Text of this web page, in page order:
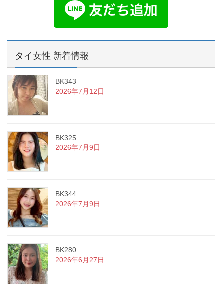
タイ女性 新着情報
BK343
2026年7月12日
BK325
2026年7月9日
BK344
2026年7月9日
BK280
2026年6月27日